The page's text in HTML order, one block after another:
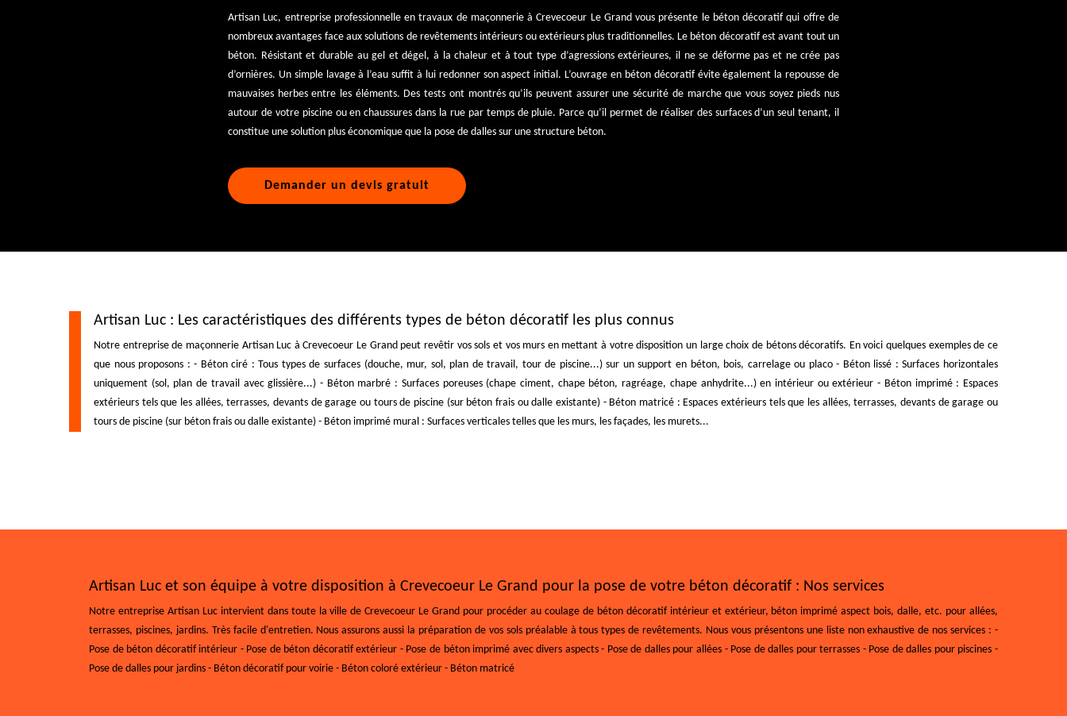
Artisan Luc, entreprise professionnelle en travaux de maçonnerie à Crevecoeur Le Grand vous présente le béton décoratif qui offre de
nombreux avantages face aux solutions de revêtements intérieurs ou extérieurs plus traditionnelles. Le béton décoratif est avant tout un
béton. Résistant et durable au gel et dégel, à la chaleur et à tout type d’agressions extérieures, il ne se déforme pas et ne crée pas
d’ornières. Un simple lavage à l’eau suffit à lui redonner son aspect initial. L’ouvrage en béton décoratif évite également la repousse de
mauvaises herbes entre les éléments. Des tests ont montrés qu’ils peuvent assurer une sécurité de marche que vous soyez pieds nus
autour de votre piscine ou en chaussures dans la rue par temps de pluie. Parce qu’il permet de réaliser des surfaces d’un seul tenant, il
constitue une solution plus économique que la pose de dalles sur une structure béton.
Demander un devis gratuit
Artisan Luc : Les caractéristiques des différents types de béton décoratif les plus connus
Notre entreprise de maçonnerie Artisan Luc à Crevecoeur Le Grand peut revêtir vos sols et vos murs en mettant à votre disposition un large choix de bétons décoratifs. En voici quelques exemples de ce
que nous proposons : - Béton ciré : Tous types de surfaces (douche, mur, sol, plan de travail, tour de piscine...) sur un support en béton, bois, carrelage ou placo - Béton lissé : Surfaces horizontales
uniquement (sol, plan de travail avec glissière...) - Béton marbré : Surfaces poreuses (chape ciment, chape béton, ragréage, chape anhydrite...) en intérieur ou extérieur - Béton imprimé : Espaces
extérieurs tels que les allées, terrasses, devants de garage ou tours de piscine (sur béton frais ou dalle existante) - Béton matricé : Espaces extérieurs tels que les allées, terrasses, devants de garage ou
tours de piscine (sur béton frais ou dalle existante) - Béton imprimé mural : Surfaces verticales telles que les murs, les façades, les murets...
Artisan Luc et son équipe à votre disposition à Crevecoeur Le Grand pour la pose de votre béton décoratif : Nos services
Notre entreprise Artisan Luc intervient dans toute la ville de Crevecoeur Le Grand pour procéder au coulage de béton décoratif intérieur et extérieur, béton imprimé aspect bois, dalle, etc. pour allées,
terrasses, piscines, jardins. Très facile d'entretien. Nous assurons aussi la préparation de vos sols préalable à tous types de revêtements. Nous vous présentons une liste non exhaustive de nos services : -
Pose de béton décoratif intérieur - Pose de béton décoratif extérieur - Pose de béton imprimé avec divers aspects - Pose de dalles pour allées - Pose de dalles pour terrasses - Pose de dalles pour piscines -
Pose de dalles pour jardins - Béton décoratif pour voirie - Béton coloré extérieur - Béton matricé